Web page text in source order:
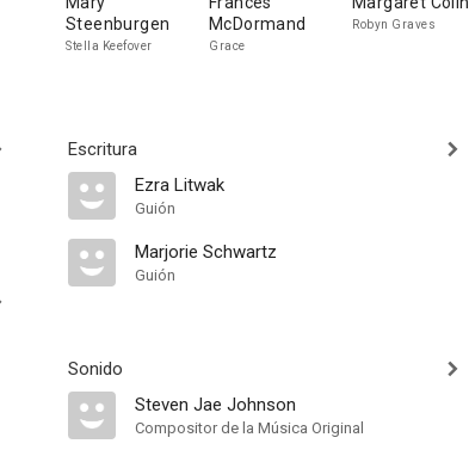
Steenburgen
Stella Keefover
McDormand
Grace
Robyn Graves
Escritura
Ezra Litwak
Guión
Marjorie Schwartz
Guión
Sonido
Steven Jae Johnson
Compositor de la Música Original